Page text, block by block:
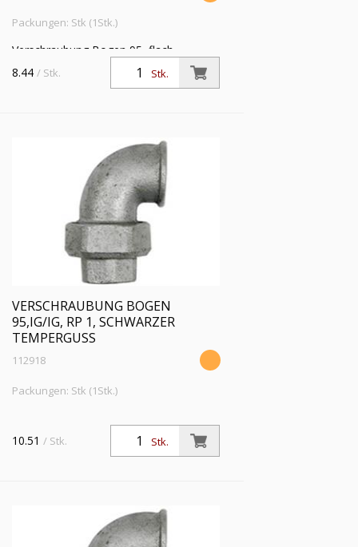
Packungen: Stk (1Stk.)
Verschraubung Bogen 95, flach
dichtend, IG/IG, Rp 3/4, Betriebstemp.
-20 °C bis 200 °C, schwarzer
Stk.
8.44 / Stk.
VERSCHRAUBUNG BOGEN
95,IG/IG, RP 1, SCHWARZER
TEMPERGUSS
112918
Packungen: Stk (1Stk.)
Stk.
10.51 / Stk.